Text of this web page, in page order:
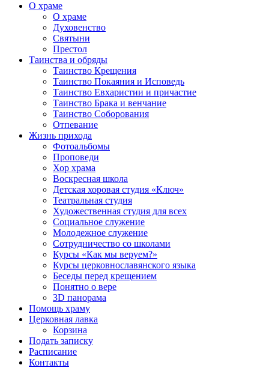
О храме
О храме
Духовенство
Святыни
Престол
Таинства и обряды
Таинство Крещения
Таинство Покаяния и Исповедь
Таинство Евхаристии и причастие
Таинство Брака и венчание
Таинство Соборования
Отпевание
Жизнь прихода
Фотоальбомы
Проповеди
Хор храма
Воскресная школа
Детская хоровая студия «Ключ»
Театральная студия
Х​удожественная студия для всех
Социальное служение
Молодежное служение
Сотрудничество со школами
Курсы «Как мы веруем?»
Курсы церковнославянского языка
Беседы перед крещением
Понятно о вере
3D панорама
Помощь храму
Церковная лавка
Корзина
Подать записку
Расписание
Контакты